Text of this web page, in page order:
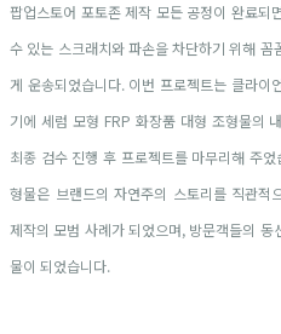
팝업스토어 포토존 제작 모든 공정이 완료되
수 있는 스크래치와 파손을 차단하기 위해
게 운송되었습니다. 이번 프로젝트는 클라이
기에 세럼 모형 FRP 화장품 대형 조형물의
최종 검수 진행 후 프로젝트를 마무리해 주
형물은 브랜드의 자연주의 스토리를 직관적
제작의 모범 사례가 되었으며, 방문객들의
물이 되었습니다.